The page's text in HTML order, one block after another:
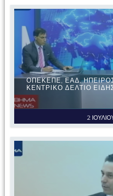
2
ΟΠΕΚΕΠΕ, ΕΑΔ,
ΚΕΝΤΡΙΚΟ ΔΕΛΤΙΟ